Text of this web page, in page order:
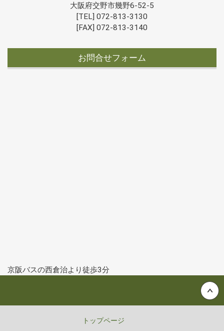
大阪府交野市幾野6-52-5
[TEL] 072-813-3130
[FAX] 072-813-3140
お問合せフォーム
京阪バスの西倉治より徒歩3分
トップページ